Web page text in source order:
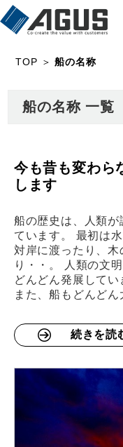
TOP ＞船の名称
船の名称 一覧
今も昔も変わら
します
船の歴史は、人類
ています。 最初は
対岸に渡ったり、
り・・。 人類の文
どんどん発展してい
また、船もどんど
続きを読